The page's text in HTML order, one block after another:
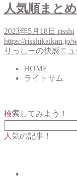
人気順まと
2023年5月18日 risshi
https://risshikaikan.jp/
りっしーの快感ニュ
HOME
ライトサム
検索してみよう！
人気の記事！